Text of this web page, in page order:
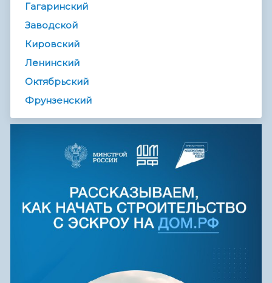
Гагаринский
Заводской
Кировский
Ленинский
Октябрьский
Фрунзенский